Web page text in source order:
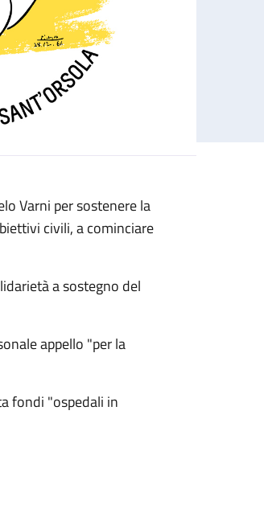
Varni per sostenere la
civili, a cominciare
a sostegno del
appello "per la
fondi "ospedali in